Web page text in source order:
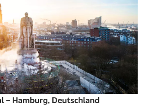
– Hamburg, Deutschland